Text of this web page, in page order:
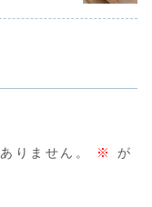
りません。 ※
が